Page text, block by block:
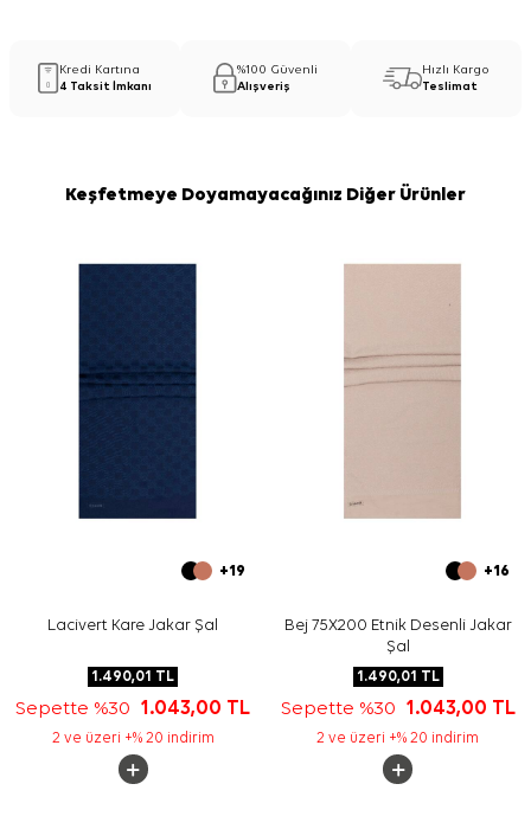
Kredi Kartına
4 Taksit İmkanı
%100 Güvenli
Alışveriş
Hızlı Kargo
Teslimat
Keşfetmeye Doyamayacağınız Diğer Ürünler
+19
Lacivert Kare Jakar Şal
1.490,01 TL
Sepette %30 1.043,00 TL
2 ve üzeri +% 20 indirim
+16
Bej 75X200 Etnik Desenli Jakar
Şal
1.490,01 TL
Sepette %30 1.043,00 TL
2 ve üzeri +% 20 indirim